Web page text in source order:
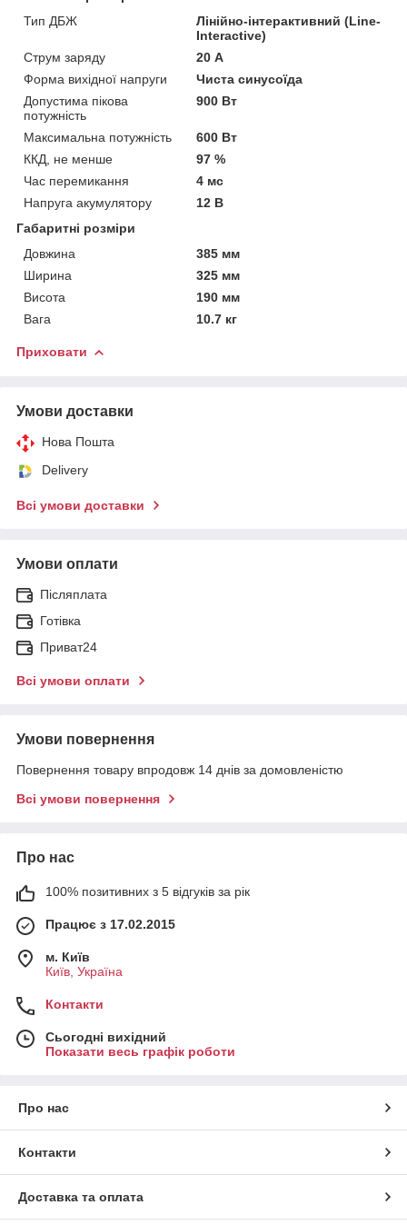
Тип ДБЖ
Лінійно-інтерактивний (Line-
Interactive)
Струм заряду
20 А
Форма вихідної напруги
Чиста синусоїда
Допустима пікова
потужність
900 Вт
Максимальна потужність
600 Вт
ККД, не менше
97 %
Час перемикання
4 мс
Напруга акумулятору
12 В
Габаритні розміри
Довжина
385 мм
Ширина
325 мм
Висота
190 мм
Вага
10.7 кг
Приховати
Умови доставки
Нова Пошта
Delivery
Всі умови доставки
Умови оплати
Післяплата
Готівка
Приват24
Всі умови оплати
Умови повернення
Повернення товару впродовж 14 днів за домовленістю
Всі умови повернення
Про нас
100% позитивних з 5 відгуків за рік
Працює з 17.02.2015
м. Київ
Київ, Україна
Контакти
Сьогодні вихідний
Показати весь графік роботи
Про нас
Контакти
Доставка та оплата